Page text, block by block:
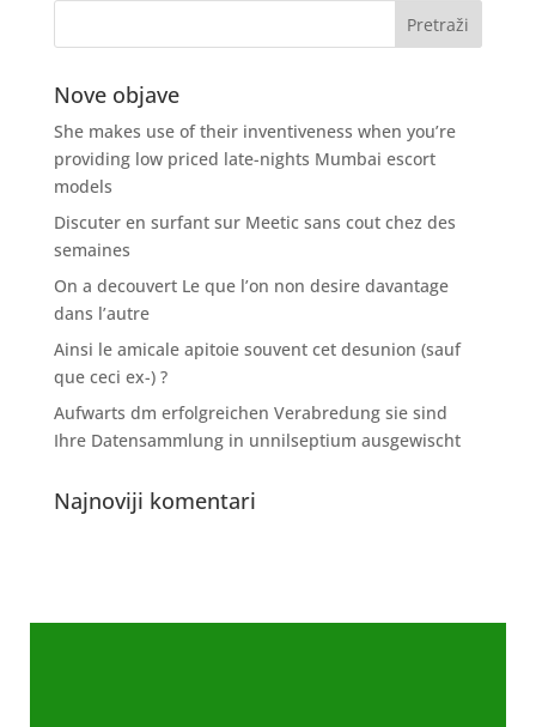
Nove objave
She makes use of their inventiveness when you’re
providing low priced late-nights Mumbai escort
models
Discuter en surfant sur Meetic sans cout chez des
semaines
On a decouvert Le que l’on non desire davantage
dans l’autre
Ainsi le amicale apitoie souvent cet desunion (sauf
que ceci ex-) ?
Aufwarts dm erfolgreichen Verabredung sie sind
Ihre Datensammlung in unnilseptium ausgewischt
Najnoviji komentari